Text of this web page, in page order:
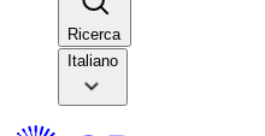
Ricerca​​
Italiano